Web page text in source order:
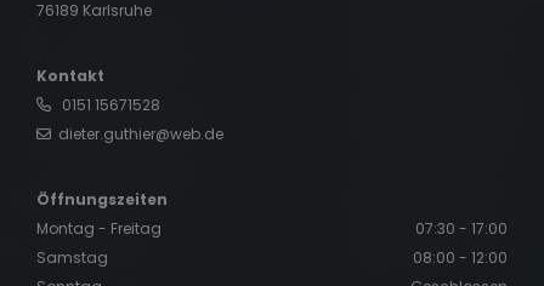
76189 Karlsruhe
Kontakt
0151 15671528
dieter.guthier@web.de
Öffnungszeiten
Montag - Freitag
07:30 - 17:00
Samstag
08:00 - 12:00